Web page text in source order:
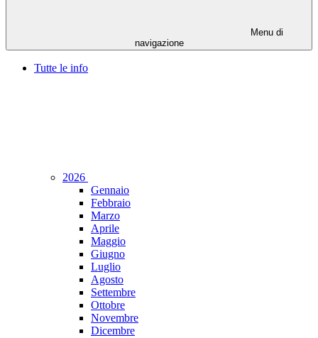
Menu di
navigazione
Tutte le info
2026
Gennaio
Febbraio
Marzo
Aprile
Maggio
Giugno
Luglio
Agosto
Settembre
Ottobre
Novembre
Dicembre